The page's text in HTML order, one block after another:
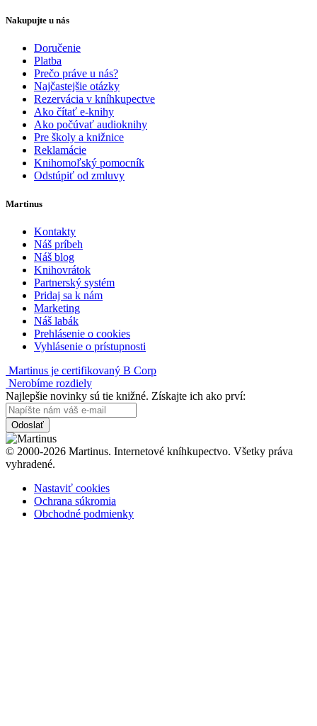
Nakupujte u nás
Doručenie
Platba
Prečo práve u nás?
Najčastejšie otázky
Rezervácia v kníhkupectve
Ako čítať e-knihy
Ako počúvať audioknihy
Pre školy a knižnice
Reklamácie
Knihomoľský pomocník
Odstúpiť od zmluvy
Martinus
Kontakty
Náš príbeh
Náš blog
Knihovrátok
Partnerský systém
Pridaj sa k nám
Marketing
Náš labák
Prehlásenie o cookies
Vyhlásenie o prístupnosti
Martinus je certifikovaný B Corp
Nerobíme rozdiely
Najlepšie novinky sú tie knižné. Získajte ich ako prví:
Odoslať
© 2000-2026 Martinus. Internetové kníhkupectvo. Všetky práva
vyhradené.
Nastaviť cookies
Ochrana súkromia
Obchodné podmienky